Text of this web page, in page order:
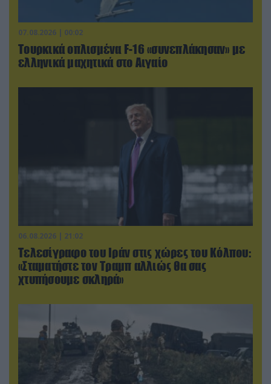
07.08.2026 | 00:02
Τουρκικά οπλισμένα F-16 «συνεπλάκησαν» με
ελληνικά μαχητικά στο Αιγαίο
06.08.2026 | 21:02
Τελεσίγραφο του Ιράν στις χώρες του Κόλπου:
«Σταματήστε τον Τραμπ αλλιώς θα σας
χτυπήσουμε σκληρά»